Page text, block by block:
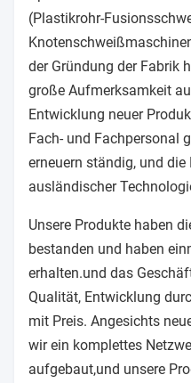
(Plastikrohr-
der Gründung der Fabrik
große Aufmerksamkeit
Entwicklung neuer
Fach- und Fachpersonal
erneuern ständig, und
ausländischer
Unsere Produkte haben
bestanden und haben
erhalten.und das
Qualität, Entwicklung
mit Preis. Angesichts
wir ein komplettes
aufgebaut,und unsere